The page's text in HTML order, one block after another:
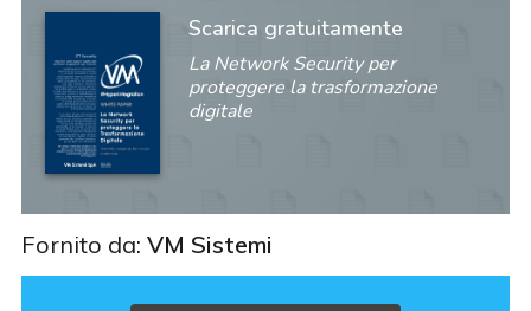
Scarica gratuitamente
La Network Security per
proteggere la trasformazione
digitale
Fornito da:VM Sistemi